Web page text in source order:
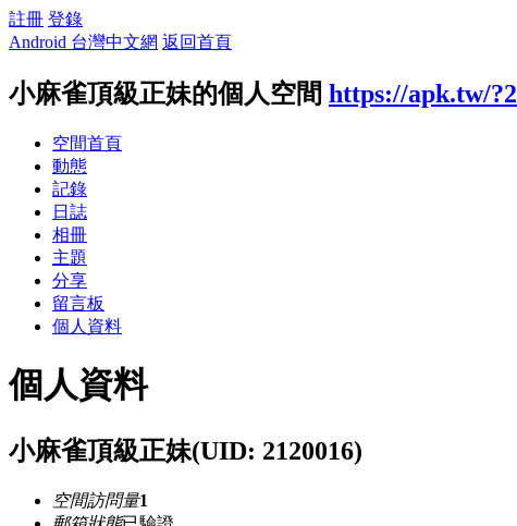
註冊 登錄
Android 台灣中文網 返回首頁
小麻雀頂級正妹的個人空間 https://apk.tw/
空間首頁
動態
記錄
日誌
相冊
主題
分享
留言板
個人資料
個人資料
小麻雀頂級正妹(UID: 2120016)
空間訪問量1